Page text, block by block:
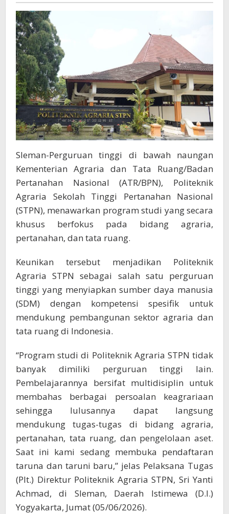
Agraria,
Sleman-Perguruan tinggi di bawah naungan
Kementerian Agraria dan Tata Ruang/Badan
Pertanahan Nasional (ATR/BPN), Politeknik
Agraria Sekolah Tinggi Pertanahan Nasional
(STPN), menawarkan program studi yang secara
khusus berfokus pada bidang agraria,
pertanahan, dan tata ruang.
Keunikan tersebut menjadikan Politeknik
Agraria STPN sebagai salah satu perguruan
tinggi yang menyiapkan sumber daya manusia
(SDM) dengan kompetensi spesifik untuk
mendukung pembangunan sektor agraria dan
tata ruang di Indonesia.
“Program studi di Politeknik Agraria STPN tidak
banyak dimiliki perguruan tinggi lain.
Pembelajarannya bersifat multidisiplin untuk
membahas berbagai persoalan keagrariaan
sehingga lulusannya dapat langsung
mendukung tugas-tugas di bidang agraria,
pertanahan, tata ruang, dan pengelolaan aset.
Saat ini kami sedang membuka pendaftaran
taruna dan taruni baru,” jelas Pelaksana Tugas
(Plt.) Direktur Politeknik Agraria STPN, Sri Yanti
Achmad, di Sleman, Daerah Istimewa (D.I.)
Yogyakarta, Jumat (05/06/2026).